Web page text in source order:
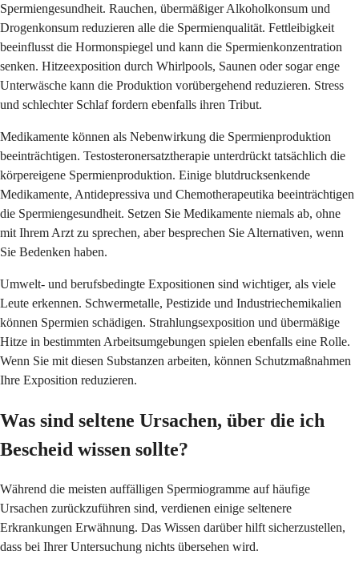
Spermiengesundheit. Rauchen, übermäßiger Alkoholkonsum und
Drogenkonsum reduzieren alle die Spermienqualität. Fettleibigkeit
beeinflusst die Hormonspiegel und kann die Spermienkonzentration
senken. Hitzeexposition durch Whirlpools, Saunen oder sogar enge
Unterwäsche kann die Produktion vorübergehend reduzieren. Stress
und schlechter Schlaf fordern ebenfalls ihren Tribut.
Medikamente können als Nebenwirkung die Spermienproduktion
beeinträchtigen. Testosteronersatztherapie unterdrückt tatsächlich die
körpereigene Spermienproduktion. Einige blutdrucksenkende
Medikamente, Antidepressiva und Chemotherapeutika beeinträchtigen
die Spermiengesundheit. Setzen Sie Medikamente niemals ab, ohne
mit Ihrem Arzt zu sprechen, aber besprechen Sie Alternativen, wenn
Sie Bedenken haben.
Umwelt- und berufsbedingte Expositionen sind wichtiger, als viele
Leute erkennen. Schwermetalle, Pestizide und Industriechemikalien
können Spermien schädigen. Strahlungsexposition und übermäßige
Hitze in bestimmten Arbeitsumgebungen spielen ebenfalls eine Rolle.
Wenn Sie mit diesen Substanzen arbeiten, können Schutzmaßnahmen
Ihre Exposition reduzieren.
Was sind seltene Ursachen, über die ich
Bescheid wissen sollte?
Während die meisten auffälligen Spermiogramme auf häufige
Ursachen zurückzuführen sind, verdienen einige seltenere
Erkrankungen Erwähnung. Das Wissen darüber hilft sicherzustellen,
dass bei Ihrer Untersuchung nichts übersehen wird.